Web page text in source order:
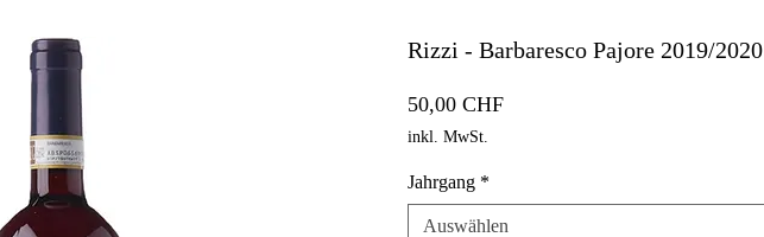
Rizzi - Barbaresco Pajore 2019/2020
50,00 CHFPreis
inkl. MwSt.
Jahrgang *
Auswählen